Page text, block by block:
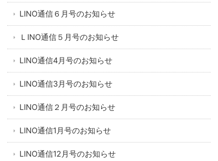
LINO通信６月号のお知らせ
ＬINO通信５月号のお知らせ
LINO通信4月号のお知らせ
LINO通信3月号のお知らせ
LINO通信２月号のお知らせ
LINO通信1月号のお知らせ
LINO通信12月号のお知らせ